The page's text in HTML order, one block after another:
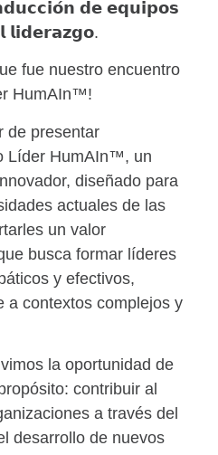
𝗱𝗲 𝗲𝗾𝘂𝗶𝗽𝗼𝘀
𝗹𝗶𝗱𝗲𝗿𝗮𝘇𝗴𝗼.
fue nuestro encuentro
HumAIn™!
de presentar
Líder HumAIn™, un
diseñado para
actuales de las
un valor
busca formar líderes
y efectivos,
a contextos complejos y
la oportunidad de
contribuir al
a través del
desarrollo de nuevos